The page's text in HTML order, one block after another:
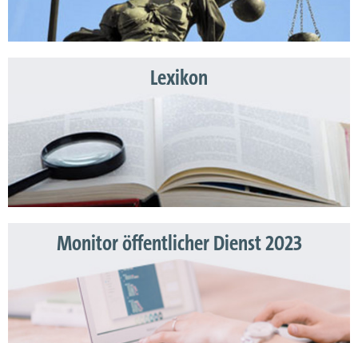
Lexikon
Monitor öffentlicher Dienst 2023